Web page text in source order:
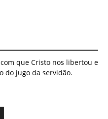
que Cristo nos libertou e
do jugo da servidão.